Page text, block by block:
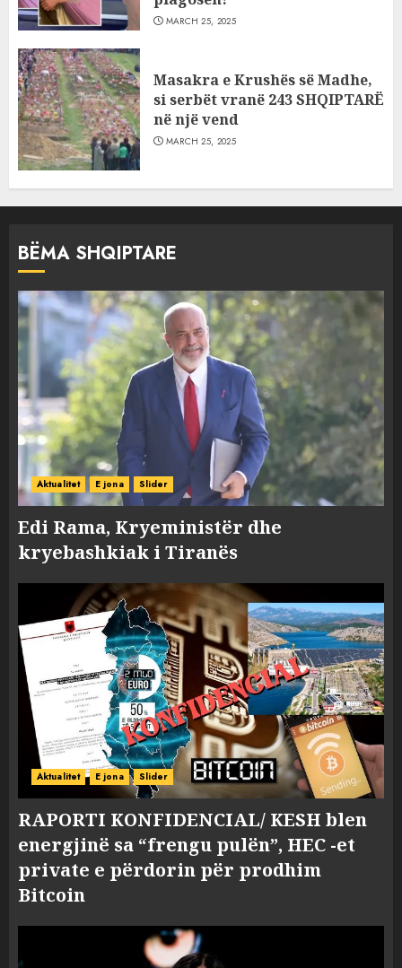
MARCH 25, 2025
Masakra e Krushës së Madhe,
si serbët vranë 243 SHQIPTARË
në një vend
MARCH 25, 2025
BËMA SHQIPTARE
Aktualitet E jona Slider
Edi Rama, Kryeministër dhe
kryebashkiak i Tiranës
Aktualitet E jona Slider
RAPORTI KONFIDENCIAL/ KESH blen
energjinë sa “frengu pulën”, HEC -et
private e përdorin për prodhim
Bitcoin